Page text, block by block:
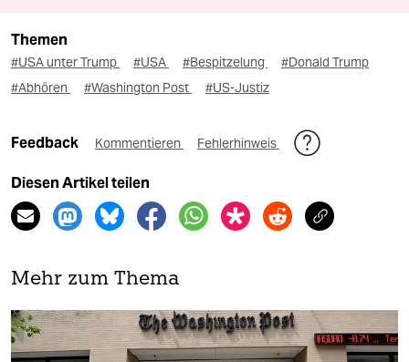
Themen
#USA unter Trump #USA #Bespitzelung
#Donald Trump
#Abhören
#Washington Post #US-Justiz
Feedback Kommentieren Fehlerhinweis
Diesen Artikel teilen
Mehr zum Thema